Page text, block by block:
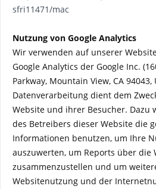
sfri11471/mac
Nutzung von Google Analytics
Wir verwenden auf unserer
Google Analytics der Google Inc.
Parkway, Mountain View, CA 94043,
Datenverarbeitung dient dem
Website und ihrer Besucher. Dazu
des Betreibers dieser Website die
Informationen benutzen, um Ihre
auszuwerten, um Reports über die
zusammenzustellen und um
Websitenutzung und der